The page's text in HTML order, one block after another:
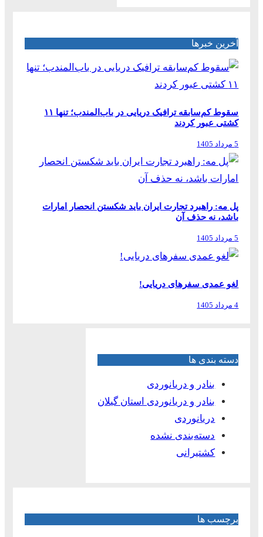
آخرین خبرها
سقوط کم‌سابقه ترافیک دریایی در باب‌المندب؛ تنها ۱۱
کشتی عبور کردند
5 مرداد 1405
پل مه: راهبرد تجارت ایران باید شکستن انحصار امارات
باشد، نه حذف آن
5 مرداد 1405
لغو عمدی سفرهای دریایی!
4 مرداد 1405
دسته بندی ها
بنادر و دریانوردی
بنادر و دریانوردی استان گیلان
دریانوردی
دسته‌بندی نشده
کشتیرانی
برچسب ها